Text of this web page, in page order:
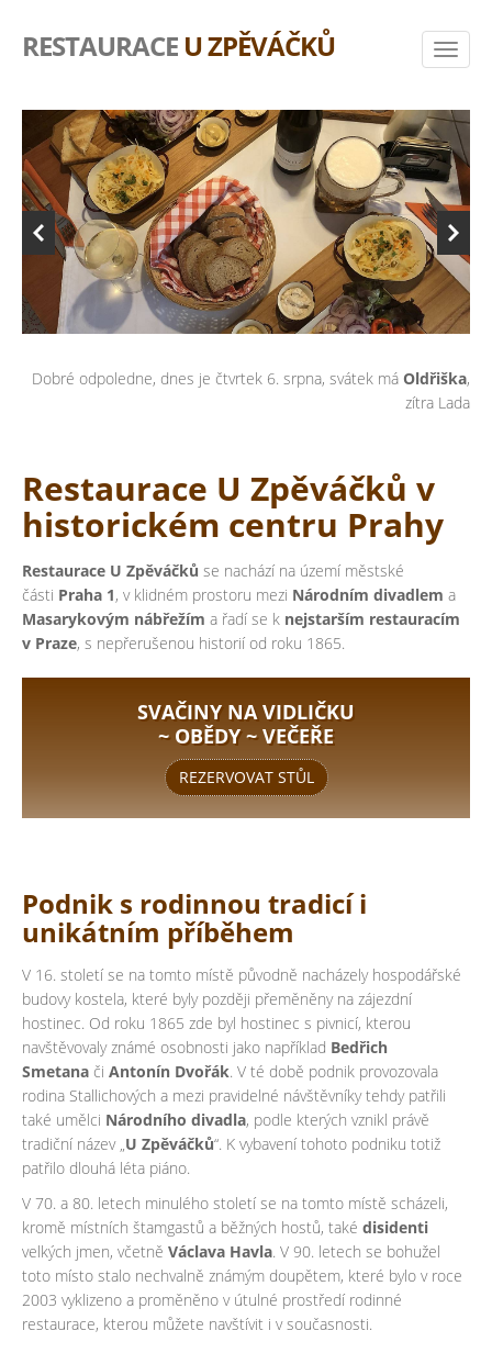
RESTAURACE U ZPĚVÁČKŮ
Dobré odpoledne, dnes je čtvrtek 6. srpna, svátek má Oldřiška,
zítra Lada
Restaurace U Zpěváčků v
historickém centru Prahy
Restaurace U Zpěváčků se nachází na území městské
části Praha 1, v klidném prostoru mezi Národním divadlem a
Masarykovým nábřežím a řadí se k nejstarším restauracím
v Praze, s nepřerušenou historií od roku 1865.
SVAČINY NA VIDLIČKU
~ OBĚDY ~ VEČEŘE
REZERVOVAT STŮL
Podnik s rodinnou tradicí i
unikátním příběhem
V 16. století se na tomto místě původně nacházely hospodářské
budovy kostela, které byly později přeměněny na zájezdní
hostinec. Od roku 1865 zde byl hostinec s pivnicí, kterou
navštěvovaly známé osobnosti jako například Bedřich
Smetana či Antonín Dvořák. V té době podnik provozovala
rodina Stallichových a mezi pravidelné návštěvníky tehdy patřili
také umělci Národního divadla, podle kterých vznikl právě
tradiční název „U Zpěváčků“. K vybavení tohoto podniku totiž
patřilo dlouhá léta piáno.
V 70. a 80. letech minulého století se na tomto místě scházeli,
kromě místních štamgastů a běžných hostů, také disidenti
velkých jmen, včetně Václava Havla. V 90. letech se bohužel
toto místo stalo nechvalně známým doupětem, které bylo v roce
2003 vyklizeno a proměněno v útulné prostředí rodinné
restaurace, kterou můžete navštívit i v současnosti.